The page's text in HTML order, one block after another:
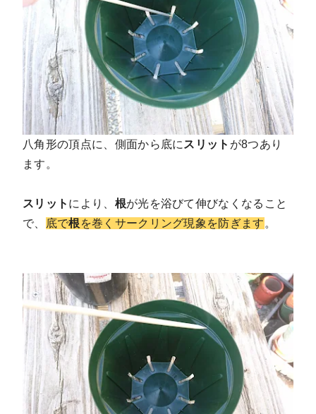
八角形の頂点に、側面から底に スリット が8つあり
ます。
スリット により、 根が光を浴びて伸びなくなること
で、
底で根を巻くサークリング現象を防ぎます 。